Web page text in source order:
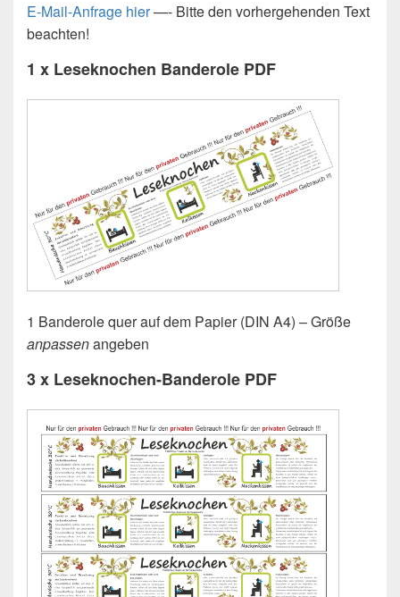
E-Mail-Anfrage hier—- Bitte den vorhergehenden Text
beachten!
1 x Leseknochen Banderole PDF
1 Banderole quer auf dem Papier (DIN A4) – Größe
anpassenangeben
3 x Leseknochen-Banderole PDF